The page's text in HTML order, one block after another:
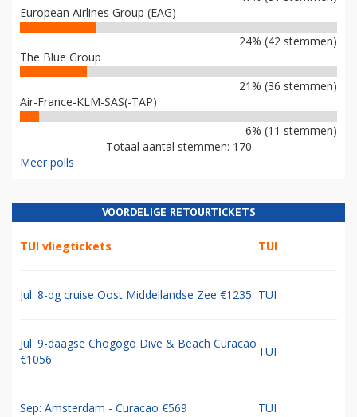
European Airlines Group (EAG)
24% (42 stemmen)
The Blue Group
21% (36 stemmen)
Air-France-KLM-SAS(-TAP)
6% (11 stemmen)
Totaal aantal stemmen: 170
Meer polls
VOORDELIGE RETOURTICKETS
TUI vliegtickets TUI
Jul: 8-dg cruise Oost Middellandse Zee €1235 TUI
Jul: 9-daagse Chogogo Dive & Beach Curacao
€1056
TUI
Sep: Amsterdam - Curacao €569 TUI